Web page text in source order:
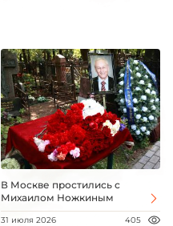
В Москве простились с
Михаилом Ножкиным
31 июля 2026 405